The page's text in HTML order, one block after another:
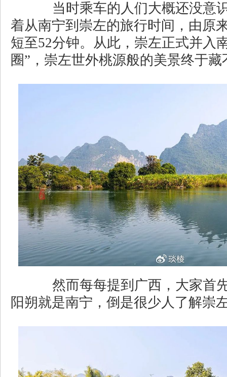
当时乘车的人们大概还没意
着从南宁到崇左的旅行时间，由原
短至52分钟。从此，崇左正式并入
圈”，崇左世外桃源般的美景终于藏
然而每每提到广西，大家首
阳朔就是南宁，倒是很少人了解崇